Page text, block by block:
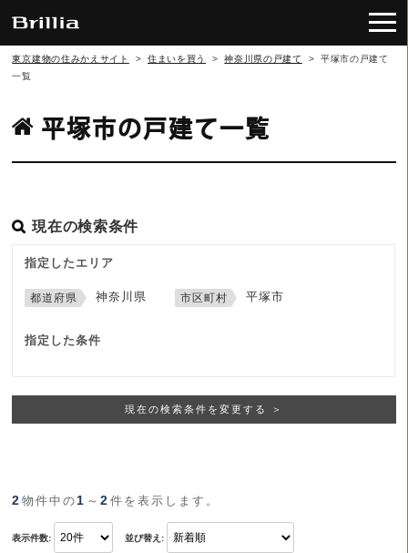
東京建物の住みかえサイト > 住まいを買う > 神奈川県の戸建て >
平塚市の戸建て
一覧
平塚市の戸建て一覧
現在の検索条件
指定したエリア
神奈川県 平塚市
指定した条件
現在の検索条件を変更する ＞
2 物件中の1 ～2 件を表示します。
表示件数: 並び替え: